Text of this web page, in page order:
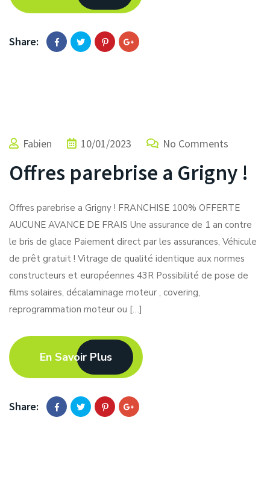
Share:
Fabien 10/01/2023 No Comments
Offres parebrise a Grigny !
Offres parebrise a Grigny ! FRANCHISE 100% OFFERTE
AUCUNE AVANCE DE FRAIS Une assurance de 1 an contre
le bris de glace Paiement direct par les assurances, Véhicule
de prêt gratuit ! Vitrage de qualité identique aux normes
constructeurs et européennes 43R Possibilité de pose de
films solaires, décalaminage moteur , covering,
reprogrammation moteur ou […]
En Savoir Plus
Share: